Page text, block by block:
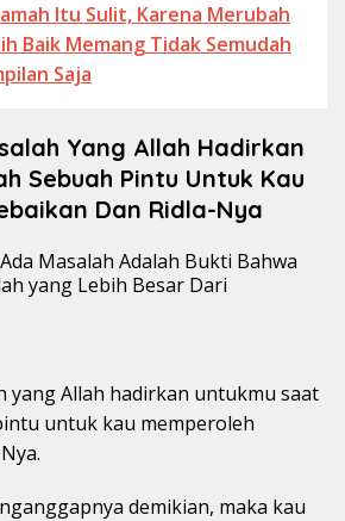
Itu Sulit, Karena Merubah
Baik Memang Tidak Semudah
Saja
Yang Allah Hadirkan
Sebuah Pintu Untuk Kau
Dan Ridla-Nya
yang Allah hadirkan untukmu saat
untuk kau memperoleh
demikian, maka kau